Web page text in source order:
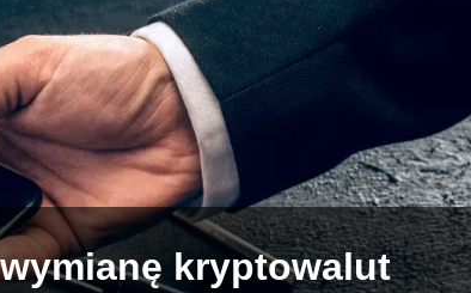
kryptowalut